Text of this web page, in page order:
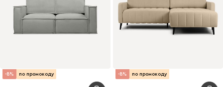
-8% по промокоду -8% по промокоду